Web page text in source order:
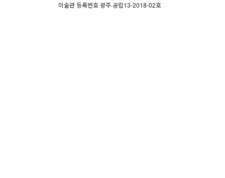
미술관 등록번호 광주·공립13-2018-02호